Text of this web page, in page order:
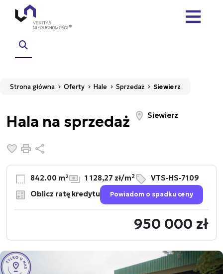
Strona główna Oferty Hale Sprzedaż Siewierz
Hala na sprzedaż Siewierz
Dodaj do ulubionych
Drukuj
842.00 m² 1 128,27 zł/m2
VTS-HS-7109
Oblicz ratę kredytu
Powiadom o spadku ceny
950 000 zł